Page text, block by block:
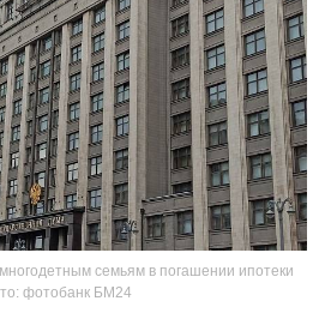
семьям в погашении ипотеки
фотобанк БМ24